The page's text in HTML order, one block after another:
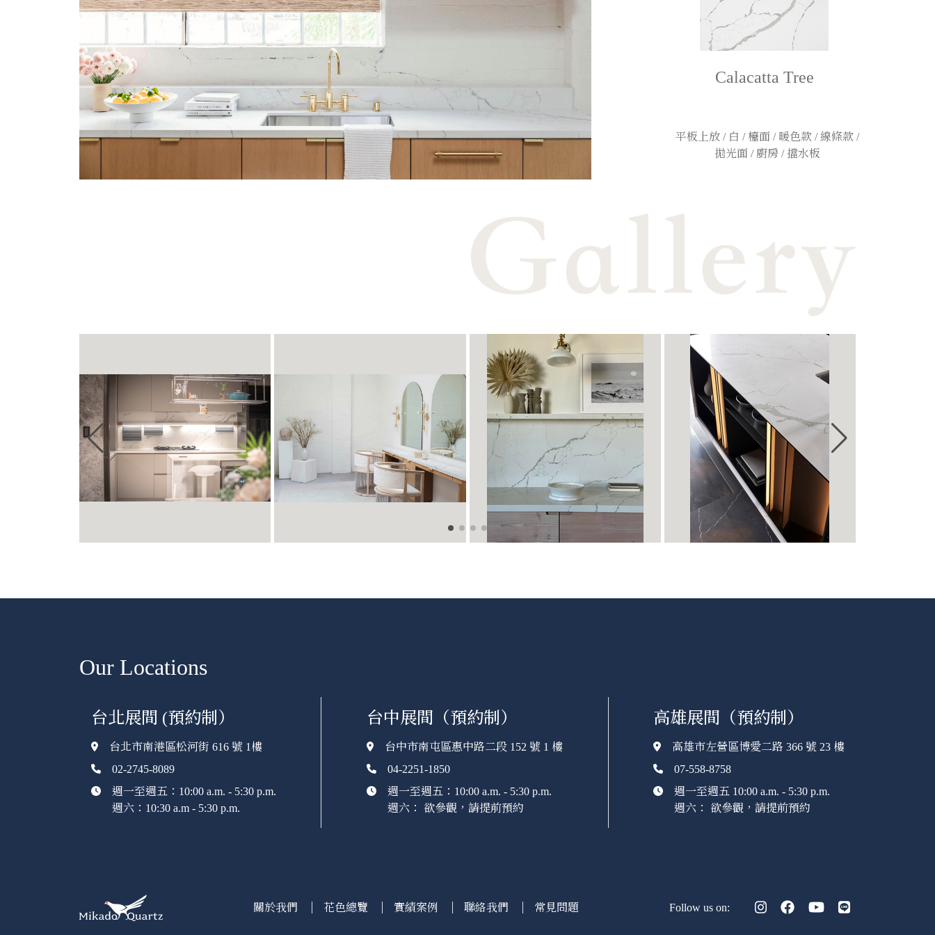
Calacatta Tree
平板上放 / 白 / 檯面 / 暖色款 / 線條款 /
拋光面 / 廚房 / 擋水板
Our Locations
台北展間 (預約制）
台北市南港區松河街 616 號 1樓
02-2745-8089
週一至週五：10:00 a.m. - 5:30 p.m.
週六：10:30 a.m - 5:30 p.m.
台中展間（預約制）
台中市南屯區惠中路二段 152 號 1 樓
04-2251-1850
週一至週五：10:00 a.m. - 5:30 p.m.
週六： 欲參觀，請提前預約
高雄展間（預約制）
高雄市左營區博愛二路 366 號 23 樓
07-558-8758
週一至週五 10:00 a.m. - 5:30 p.m.
週六： 欲參觀，請提前預約
關於我們 花色總覽 實績案例 聯絡我們 常見問題 Follow us on: